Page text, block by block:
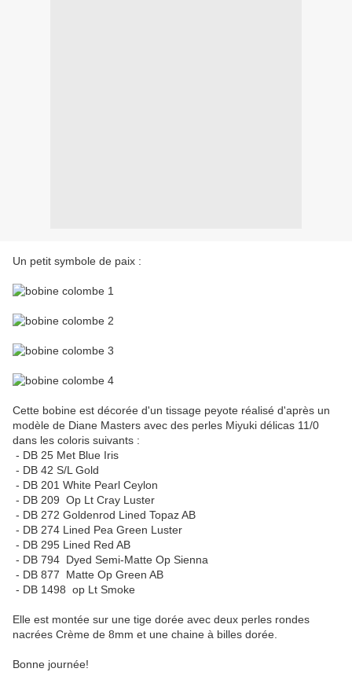
Un petit symbole de paix :
Cette bobine est décorée d'un tissage peyote réalisé d'après un
modèle de Diane Masters avec des perles Miyuki délicas 11/0
dans les coloris suivants :
- DB 25 Met Blue Iris
- DB 42 S/L Gold
- DB 201 White Pearl Ceylon
- DB 209 Op Lt Cray Luster
- DB 272 Goldenrod Lined Topaz AB
- DB 274 Lined Pea Green Luster
- DB 295 Lined Red AB
- DB 794 Dyed Semi-Matte Op Sienna
- DB 877 Matte Op Green AB
- DB 1498 op Lt Smoke
Elle est montée sur une tige dorée avec deux perles rondes
nacrées Crème de 8mm et une chaine à billes dorée.
Bonne journée!